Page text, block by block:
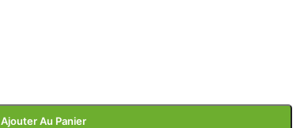
Ajouter Au Panier